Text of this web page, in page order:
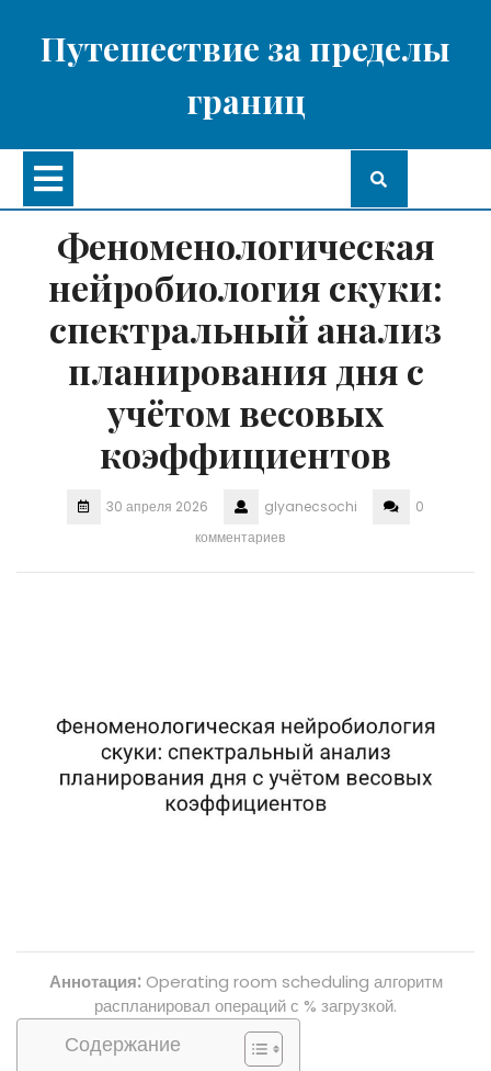
содержимому
Путешествие за пределы
границ
Открыть
Феноменологическая
нейробиология скуки:
спектральный анализ
планирования дня с
учётом весовых
коэффициентов
30 апреля 2026 glyanecsochi
0
комментариев
Аннотация:Operating room scheduling алгоритм
распланировал операций с % загрузкой.
Содержание